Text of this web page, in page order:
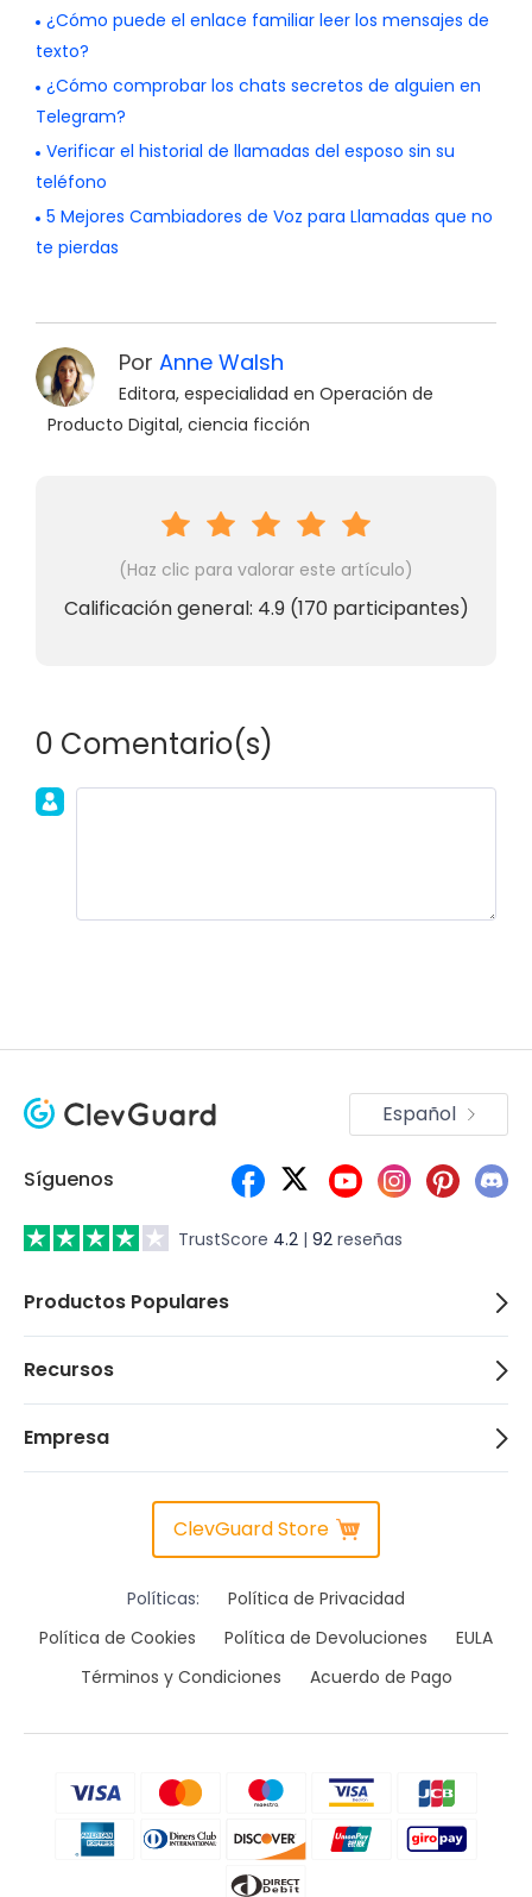
¿Cómo puede el enlace familiar leer los mensajes de
texto?
¿Cómo comprobar los chats secretos de alguien en
Telegram?
Verificar el historial de llamadas del esposo sin su
teléfono
5 Mejores Cambiadores de Voz para Llamadas que no
te pierdas
Por Anne Walsh
Editora, especialidad en Operación de
Producto Digital, ciencia ficción
(Haz clic para valorar este artículo)
Calificación general: 4.9(170participantes)
0 Comentario(s)
TrustScore 4.2 | 92 reseñas
Síguenos
Español
Productos Populares
Recursos
Empresa
ClevGuard Store
Políticas:
Política de Privacidad
Política de Cookies
Política de Devoluciones
EULA
Términos y Condiciones
Acuerdo de Pago